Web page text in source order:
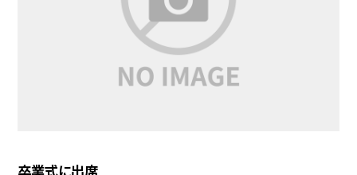
卒業式に出席